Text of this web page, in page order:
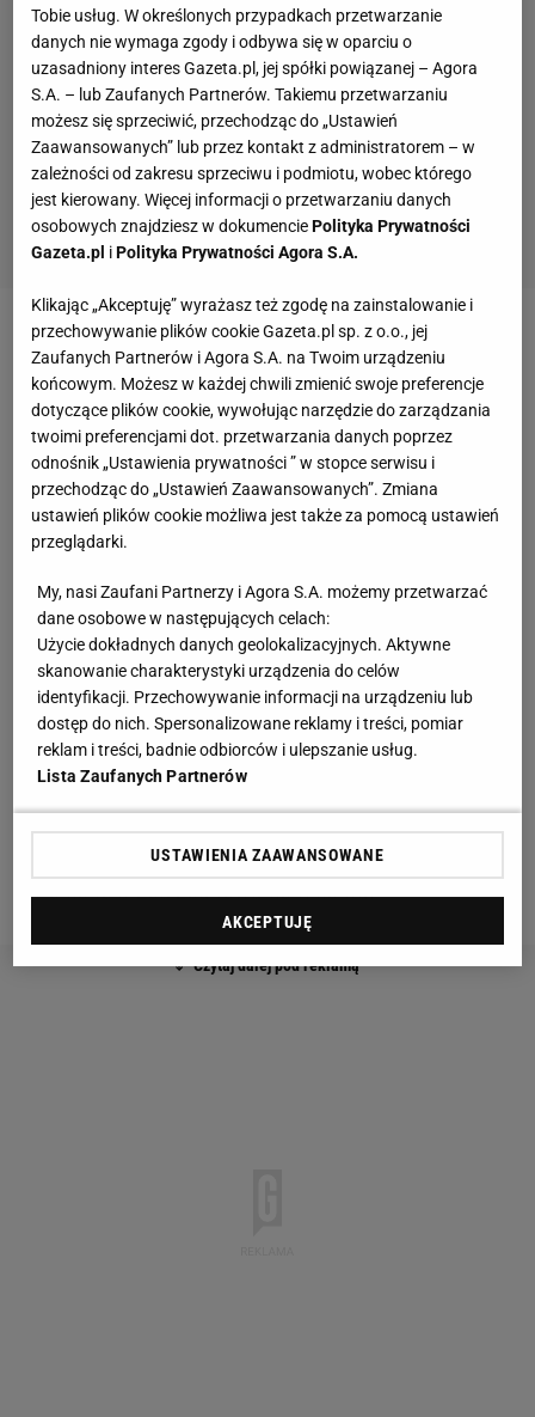
Twitchto największa platforma dla streamerów na
świecie. Październik nie jest jednak dla niej udany –
w Internecie pojawiają się kolejne tajne informacje,
które wyciekły po ataku hakerów. Tym razem
dobrano się do listy „nietykalnych".
Zobacz wideo
Tych nie banujemy!
W Internecie pojawiła się lista streamerów, którzy
mogli uniknąć bana w przypadku naruszeń
regulaminu. Lista pochodzi z 2015 roku – z tego
powodu nie znaleźli się na niej aktualnie
najpopularniejsi twórcy. Wciąż jednak można
doszukać się ciekawych nicków, które były
chronione przed zbanowaniem konta.
Tobie usług. W określonych przypadkach przetwarzanie
danych nie wymaga zgody i odbywa się w oparciu o
uzasadniony interes Gazeta.pl, jej spółki powiązanej – Agora
S.A. – lub Zaufanych Partnerów. Takiemu przetwarzaniu
możesz się sprzeciwić, przechodząc do „Ustawień
Zaawansowanych” lub przez kontakt z administratorem – w
zależności od zakresu sprzeciwu i podmiotu, wobec którego
jest kierowany. Więcej informacji o przetwarzaniu danych
osobowych znajdziesz w dokumenciePolityka Prywatności
Gazeta.pl iPolityka Prywatności Agora S.A.
Klikając „Akceptuję” wyrażasz też zgodę na zainstalowanie i
przechowywanie plików cookie Gazeta.pl sp. z o.o., jej
Zaufanych Partnerów i Agora S.A. na Twoim urządzeniu
końcowym. Możesz w każdej chwili zmienić swoje preferencje
dotyczące plików cookie, wywołując narzędzie do zarządzania
twoimi preferencjami dot. przetwarzania danych poprzez
odnośnik „Ustawienia prywatności ” w stopce serwisu i
przechodząc do „Ustawień Zaawansowanych”. Zmiana
ustawień plików cookie możliwa jest także za pomocą ustawień
przeglądarki.
My, nasi Zaufani Partnerzy i Agora S.A. możemy przetwarzać
dane osobowe w następujących celach:
Użycie dokładnych danych geolokalizacyjnych. Aktywne
skanowanie charakterystyki urządzenia do celów
identyfikacji. Przechowywanie informacji na urządzeniu lub
dostęp do nich. Spersonalizowane reklamy i treści, pomiar
reklam i treści, badnie odbiorców i ulepszanie usług.
Lista Zaufanych Partnerów
USTAWIENIA ZAAWANSOWANE
AKCEPTUJĘ